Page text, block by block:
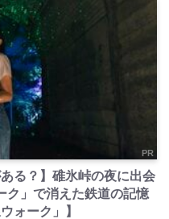
PR
る？】碓氷峠の夜に出会
ク」で消えた鉄道の記憶
ォーク」】